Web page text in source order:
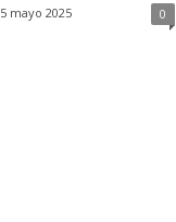
5 mayo 2025 0